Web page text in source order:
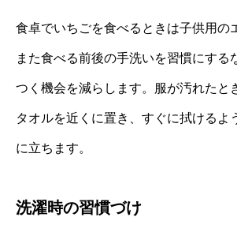
食卓でいちごを食べるときは子供用の
また食べる前後の手洗いを習慣にする
つく機会を減らします。服が汚れたと
タオルを近くに置き、すぐに拭けるよ
に立ちます。
洗濯時の習慣づけ